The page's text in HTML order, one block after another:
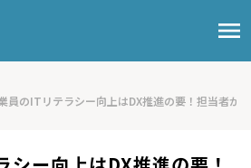
menu
員のITリテラシー向上はDX推進の要！担当者が